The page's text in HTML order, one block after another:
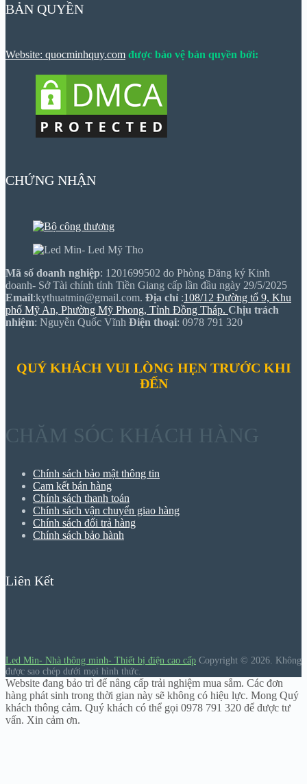
BẢN QUYỀN
Website: quocminhquy.com được bảo vệ bản quyền bởi:
CHỨNG NHẬN
Mã số doanh nghiệp: 1201699502 do Phòng Đăng ký Kinh
doanh- Sở Tài chính tỉnh Tiền Giang cấp lần đầu ngày 29/5/2025
Email:kythuatmin@gmail.com. Địa chỉ :108/12 Đường tổ 9, Khu
phố Mỹ An, Phường Mỹ Phong, Tỉnh Đồng Tháp. Chịu trách
nhiệm: Nguyễn Quốc Vĩnh Điện thoại: 0978 791 320
QUÝ KHÁCH VUI LÒNG HẸN TRƯỚC KHI
ĐẾN
CHĂM SÓC KHÁCH HÀNG
Chính sách bảo mật thông tin
Cam kết bán hàng
Chính sách thanh toán
Chính sách vận chuyển giao hàng
Chính sách đổi trả hàng
Chính sách bảo hành
Liên Kết
Led Min- Nhà thông minh- Thiết bị điện cao cấp Copyright © 2026. Không
được sao chép dưới mọi hình thức.
Website đang bảo trì để nâng cấp trải nghiệm mua sắm. Các đơn
hàng phát sinh trong thời gian này sẽ không có hiệu lực. Mong Quý
khách thông cảm. Quý khách có thể gọi 0978 791 320 để được tư
vấn. Xin cảm ơn.